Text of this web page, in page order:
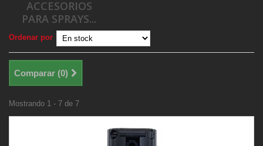
ACCESORIOS
PARA SPRAYS...
Ordenar por
Comparar (0)
Mostrando 1 - 7 de 7